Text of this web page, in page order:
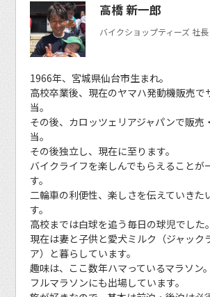
高橋 新一郎
バイクショップティーズ 社長
1966年、宮城県仙台市生まれ。
高校卒業後、現在のヤマハ発動機販売で
当。
その後、カロッツェリアジャパンで販売
当。
その後独立し、現在に至ります。
バイクライフを楽しんでもらえることが
す。
二輪車の利便性、楽しさを伝えていきた
す。
高校までは白球を追う毎日の球児でした。
現在は妻と子供と愛犬ミルク（ジャック
ア）と暮らしています。
趣味は、ここ数年ハマっているマラソン。
フルマラソンにも出場しています。